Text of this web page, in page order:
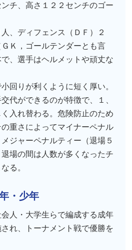
チ、高さ１２２センチのゴー
、ディフェンス（ＤＦ）２
Ｋ，ゴールテンダーとも言
、選手はヘルメットや頑丈な
回りが利くように短く厚い。
代ができるのが特徴で、１、
入れ替わる。危険防止のため
重さによってマイナーペナル
ジャーペナルティー（退場５
場の間は人数が多くなったチ
る。
・少年
人・大学生らで編成する成年
れ、トーナメント戦で優勝を